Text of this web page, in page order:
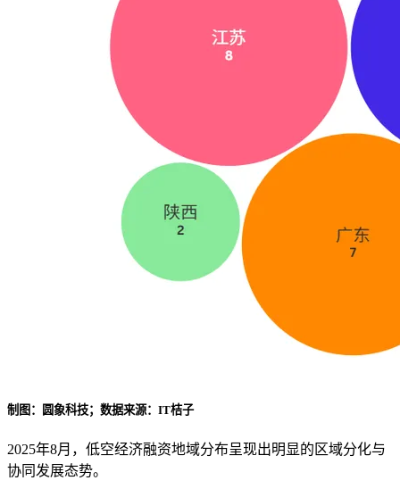
制图：圆象科技；数据来源：IT桔子
2025年8月，低空经济融资地域分布呈现出明显的区域分化与
协同发展态势。